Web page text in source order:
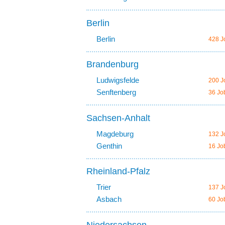
Berlin
Berlin 428
Brandenburg
Ludwigsfelde 200
Senftenberg 36
Sachsen-Anhalt
Magdeburg 132
Genthin 16
Rheinland-Pfalz
Trier 137
Asbach 60